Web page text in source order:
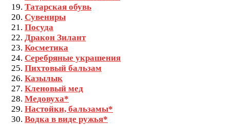
Татарская обувь
Сувениры
Посуда
Дракон Зилант
Косметика
Серебряные украшения
Пихтовый бальзам
Казылык
Кленовый мед
Медовуха*
Настойки, бальзамы*
Водка в виде ружья*